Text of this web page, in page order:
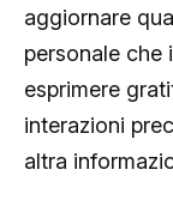
aggiornare
personale che
esprimere
interazioni
altra